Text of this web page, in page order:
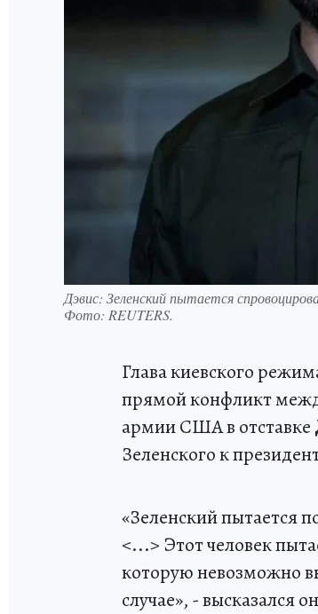
Дэвис: Зеленский пытается
Фото: REUTERS.
Глава киевского
прямой конфликт
армии США в отставке
Зеленского к
«Зеленский пытается
<...> Этот человек
которую невозможно
случае», - высказался